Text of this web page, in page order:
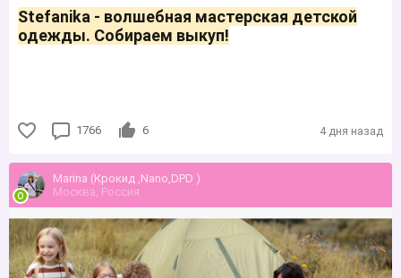
Stefanika - волшебная мастерская детской
одежды. Собираем выкуп!
1766 6 4 дня назад
Marina (Крокид ,Nano,DPD )
Москва, Россия